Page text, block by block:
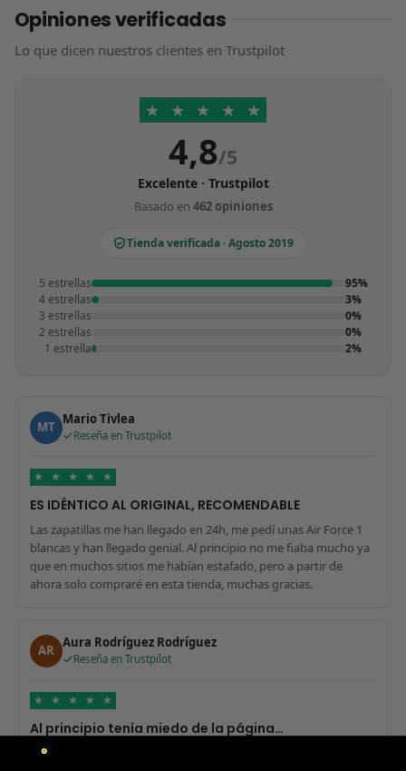
Opiniones verificadas
Lo que dicen nuestros clientes en Trustpilot
★ ★ ★ ★ ★
4,8/5
Excelente · Trustpilot
Basado en 462 opiniones
Tienda verificada · Agosto 2019
5 estrellas
95%
4 estrellas
3%
3 estrellas
0%
2 estrellas
0%
1 estrella
2%
MT Mario Tivlea
Reseña en Trustpilot
★ ★ ★ ★ ★
ES IDÉNTICO AL ORIGINAL, RECOMENDABLE
Las zapatillas me han llegado en 24h, me pedí unas Air Force 1
blancas y han llegado genial. Al principio no me fiaba mucho ya
que en muchos sitios me habían estafado, pero a partir de
ahora solo compraré en esta tienda, muchas gracias.
AR Aura Rodríguez Rodríguez
Reseña en Trustpilot
★ ★ ★ ★ ★
Al principio tenía miedo de la página…
Al principio tenía miedo de la página por si era una estafa, pero